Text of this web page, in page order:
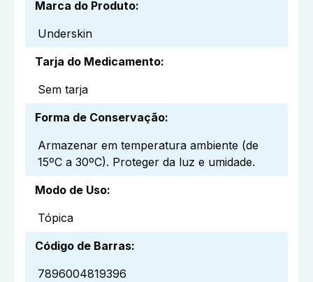
Marca do Produto:
Underskin
Tarja do Medicamento:
Sem tarja
Forma de Conservação:
Armazenar em temperatura ambiente (de
15ºC a 30ºC). Proteger da luz e umidade.
Modo de Uso:
Tópica
Código de Barras:
7896004819396